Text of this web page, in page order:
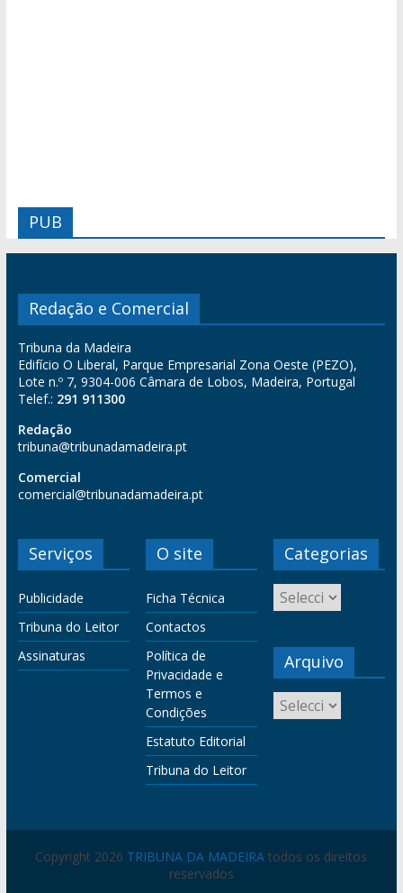
PUB
Redação e Comercial
Tribuna da Madeira
Edifício O Liberal, Parque Empresarial Zona Oeste (PEZO),
Lote n.º 7, 9304-006 Câmara de Lobos, Madeira, Portugal
Telef.: 291 911300
Redação
tribuna@tribunadamadeira.pt
Comercial
comercial@tribunadamadeira.pt
Serviços
Publicidade
Tribuna do Leitor
Assinaturas
O site
Ficha Técnica
Contactos
Política de
Privacidade e
Termos e
Condições
Estatuto Editorial
Tribuna do Leitor
Categorias
Arquivo
Copyright 2026 TRIBUNA DA MADEIRA todos os direitos
reservados